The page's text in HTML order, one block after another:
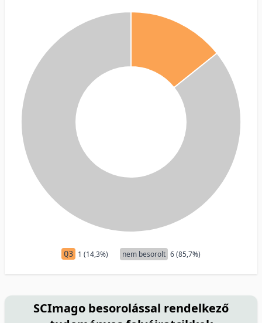
Q3 1 (14,3%) nem besorolt 6 (85,7%)
SCImago besorolással rendelkező